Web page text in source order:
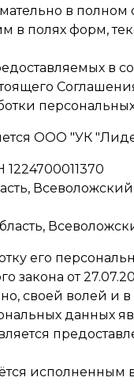
в
в полях форм,
ООО "УК
его
закона от
своей волей и